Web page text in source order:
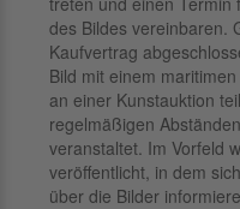
des Bildes vereinbaren.
Kaufvertrag
Bild mit einem
an einer Kunstauktion
regelmäßigen
veranstaltet. Im Vorfeld
veröffentlicht, in dem
über die Bilder